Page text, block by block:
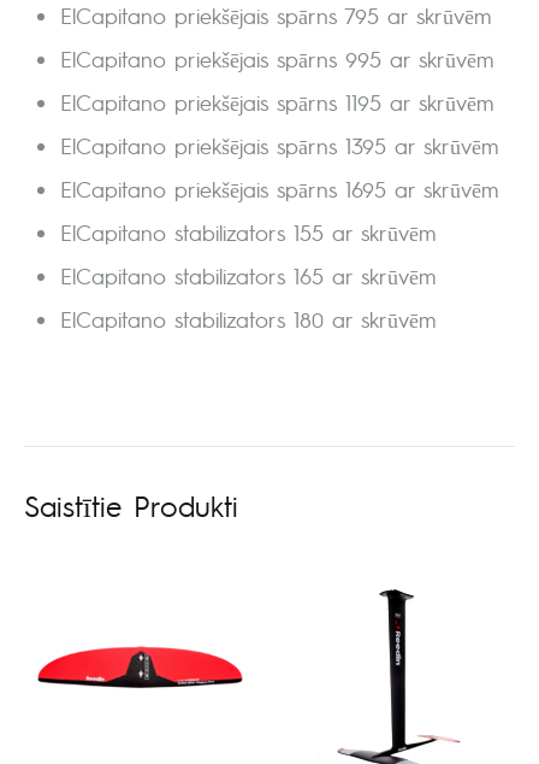
ElCapitano priekšējais spārns 795 ar skrūvēm
ElCapitano priekšējais spārns 995 ar skrūvēm
ElCapitano priekšējais spārns 1195 ar skrūvēm
ElCapitano priekšējais spārns 1395 ar skrūvēm
ElCapitano priekšējais spārns 1695 ar skrūvēm
ElCapitano stabilizators 155 ar skrūvēm
ElCapitano stabilizators 165 ar skrūvēm
ElCapitano stabilizators 180 ar skrūvēm
Saistītie Produkti